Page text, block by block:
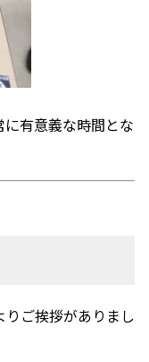
有意義な時間とな
ご挨拶がありまし